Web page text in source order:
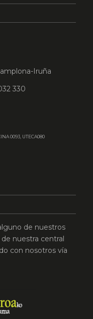
Iruña
330
0093, UTECA080
de nuestros
nuestra central
con nosotros vía